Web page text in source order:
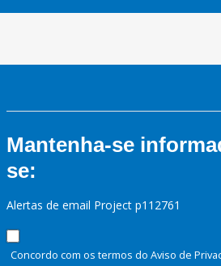
Mantenha-se
se:
Alertas de email Project p112761
Concordo com os termos do Aviso de